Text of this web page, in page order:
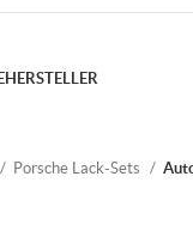
HERSTELLER
Porsche Lack-Sets